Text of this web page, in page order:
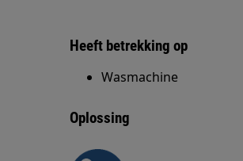
Heeft betrekking op
Wasmachine
Oplossing